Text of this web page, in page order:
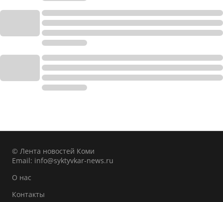
© Лента новостей Коми
Email: info@syktyvkar-news.ru
О нас
Контакты